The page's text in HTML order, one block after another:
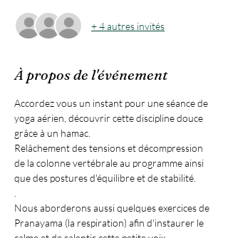
+ 4 autres invités
À propos de l'événement
Accordez vous un instant pour une séance de
yoga aérien, découvrir cette discipline douce
grâce à un hamac.
Relâchement des tensions et décompression
de la colonne vertébrale au programme ainsi
que des postures d'équilibre et de stabilité.
Nous aborderons aussi quelques exercices de
Pranayama (la respiration) afin d'instaurer le